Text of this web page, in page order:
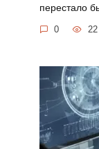
перестало
0 22